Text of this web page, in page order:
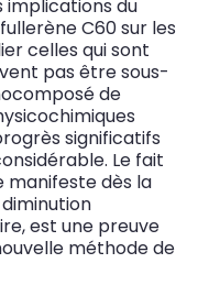
implications du
C60 sur les
celles qui sont
pas être sous-
de
significatifs
Le fait
manifeste dès la
est une preuve
méthode de